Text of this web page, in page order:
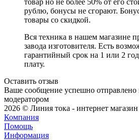
рублю, бонусы не сгорают.
товары со скидкой.
Вся техника в нашем магазине
завода изготовителя. Есть
гарантийный срок на 1 или 2
плату.
Оставить отзыв
Ваше сообщение успешно отправлено
модератором
2026 © Линия тока - интернет магазин
Компания
Помощь
Информация